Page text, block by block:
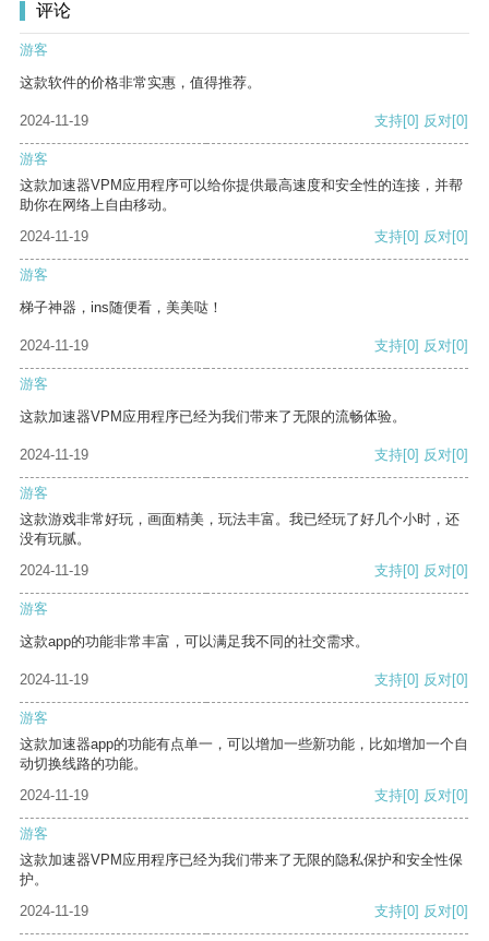
评论
游客
这款软件的价格非常实惠，值得推荐。
2024-11-19 支持[0] 反对[0]
游客
这款加速器VPM应用程序可以给你提供最高速度和安全性的连接，并帮
助你在网络上自由移动。
2024-11-19
支持[0] 反对[0]
游客
梯子神器，ins随便看，美美哒！
2024-11-19 支持[0] 反对[0]
游客
这款加速器VPM应用程序已经为我们带来了无限的流畅体验。
2024-11-19 支持[0] 反对[0]
游客
这款游戏非常好玩，画面精美，玩法丰富。我已经玩了好几个小时，还
没有玩腻。
2024-11-19
支持[0] 反对[0]
游客
这款app的功能非常丰富，可以满足我不同的社交需求。
2024-11-19 支持[0] 反对[0]
游客
这款加速器app的功能有点单一，可以增加一些新功能，比如增加一个自
动切换线路的功能。
2024-11-19
支持[0] 反对[0]
游客
这款加速器VPM应用程序已经为我们带来了无限的隐私保护和安全性保
护。
2024-11-19
支持[0] 反对[0]